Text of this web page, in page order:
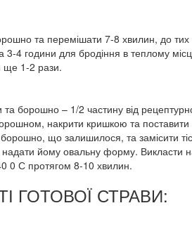
та перемішати 7-8 хвилин, до тих
3-4 години для бродіння в теплому
ще 1-2 рази.
борошно – 1/2 частину від
накрити кришкою та поставити
що залишилося, та замісити
надати йому овальну форму. Викласти
0 С протягом 8-10 хвилин.
ГОТОВОЇ СТРАВИ: